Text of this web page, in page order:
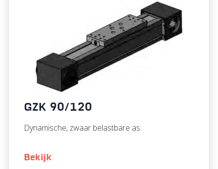
GZK 90/120
Dynamische, zwaar belastbare as
Bekijk